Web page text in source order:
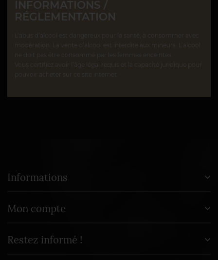
INFORMATIONS /
RÉGLEMENTATION
Informations
Mon compte
Restez informé !